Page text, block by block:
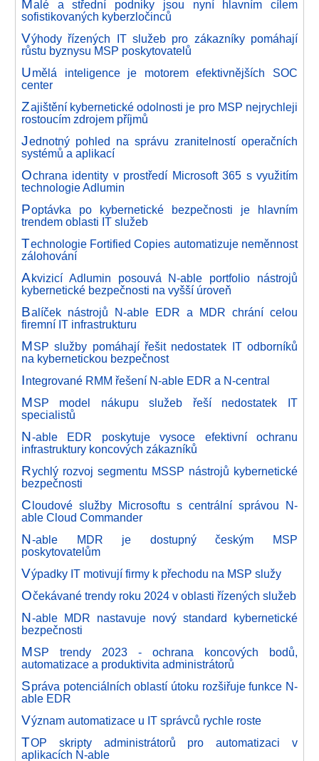
Malé a střední podniky jsou nyní hlavním cílem
sofistikovaných kyberzločinců
Výhody řízených IT služeb pro zákazníky pomáhají
růstu byznysu MSP poskytovatelů
Umělá inteligence je motorem efektivnějších SOC
center
Zajištění kybernetické odolnosti je pro MSP nejrychleji
rostoucím zdrojem příjmů
Jednotný pohled na správu zranitelností operačních
systémů a aplikací
Ochrana identity v prostředí Microsoft 365 s využitím
technologie Adlumin
Poptávka po kybernetické bezpečnosti je hlavním
trendem oblasti IT služeb
Technologie Fortified Copies automatizuje neměnnost
zálohování
Akvizicí Adlumin posouvá N-able portfolio nástrojů
kybernetické bezpečnosti na vyšší úroveň
Balíček nástrojů N-able EDR a MDR chrání celou
firemní IT infrastrukturu
MSP služby pomáhají řešit nedostatek IT odborníků
na kybernetickou bezpečnost
Integrované RMM řešení N-able EDR a N-central
MSP model nákupu služeb řeší nedostatek IT
specialistů
N-able EDR poskytuje vysoce efektivní ochranu
infrastruktury koncových zákazníků
Rychlý rozvoj segmentu MSSP nástrojů kybernetické
bezpečnosti
Cloudové služby Microsoftu s centrální správou N-
able Cloud Commander
N-able MDR je dostupný českým MSP
poskytovatelům
Výpadky IT motivují firmy k přechodu na MSP služy
Očekávané trendy roku 2024 v oblasti řízených služeb
N-able MDR nastavuje nový standard kybernetické
bezpečnosti
MSP trendy 2023 - ochrana koncových bodů,
automatizace a produktivita administrátorů
Správa potenciálních oblastí útoku rozšiřuje funkce N-
able EDR
Význam automatizace u IT správců rychle roste
TOP skripty administrátorů pro automatizaci v
aplikacích N-able